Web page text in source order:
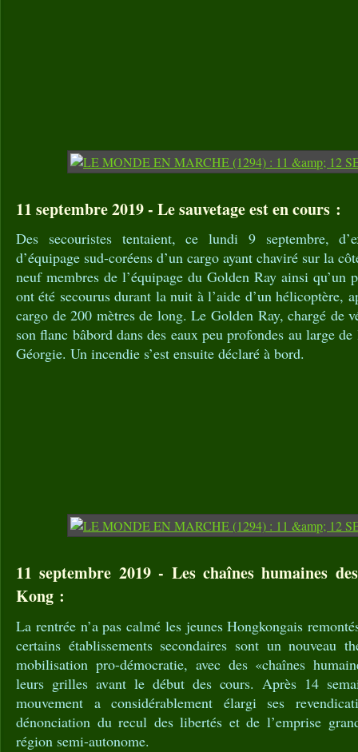
11 septembre 2019 - Le sauvetage est en cours :
Des secouristes tentaient, ce lundi 9 septembre,
d’équipage sud-coréens d’un cargo ayant chaviré sur la
neuf membres de l’équipage du Golden Ray ainsi qu’un
ont été secourus durant la nuit à l’aide d’un hélicoptère,
cargo de 200 mètres de long. Le Golden Ray, chargé de
son flanc bâbord dans des eaux peu profondes au large
Géorgie. Un incendie s’est ensuite déclaré à bord.
11 septembre 2019 - Les chaînes humaines
Kong :
La rentrée n’a pas calmé les jeunes Hongkongais
certains établissements secondaires sont un nouveau
mobilisation pro-démocratie, avec des «chaînes
leurs grilles avant le début des cours. Après 14
mouvement a considérablement élargi ses
dénonciation du recul des libertés et de l’emprise
région semi-autonome.